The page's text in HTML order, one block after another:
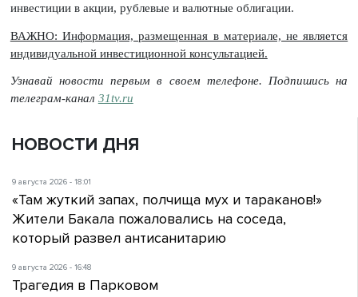
инвестиции в акции, рублевые и валютные облигации.
ВАЖНО: Информация, размещенная в материале, не является
индивидуальной инвестиционной консультацией.
Узнавай новости первым в своем телефоне. Подпишись на
телеграм-канал 31tv.ru
НОВОСТИ ДНЯ
9 августа 2026 - 18:01
«Там жуткий запах, полчища мух и тараканов!»
Жители Бакала пожаловались на соседа,
который развел антисанитарию
9 августа 2026 - 16:48
Трагедия в Парковом